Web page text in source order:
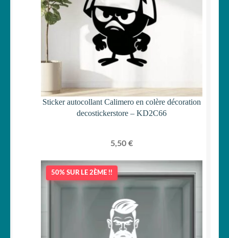
Sticker autocollant Calimero en colère décoration
decostickerstore – KD2C66
5,50 €
50% SUR LE 2ÈME !!